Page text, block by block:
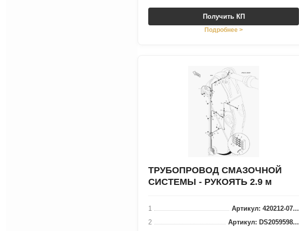
Получить КП
Подробнее >
ТРУБОПРОВОД СМАЗОЧНОЙ
СИСТЕМЫ - РУКОЯТЬ 2.9 м
1
Артикул: 420212-07...
2
Артикул: DS2059598...